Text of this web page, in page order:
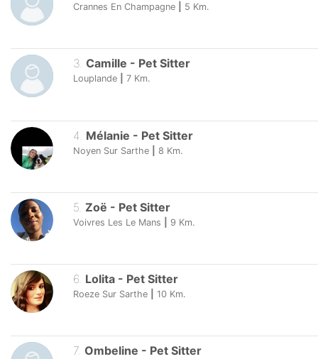
Crannes En Champagne 5 Km.
3. Camille - Pet Sitter
Louplande 7 Km.
4 Mélanie - Pet Sitter
Noyen Sur Sarthe 8 Km.
5 Zoë - Pet Sitter
Voivres Les Le Mans 9 Km.
6. Lolita - Pet Sitter
Roeze Sur Sarthe 10 Km.
7. Ombeline - Pet Sitter